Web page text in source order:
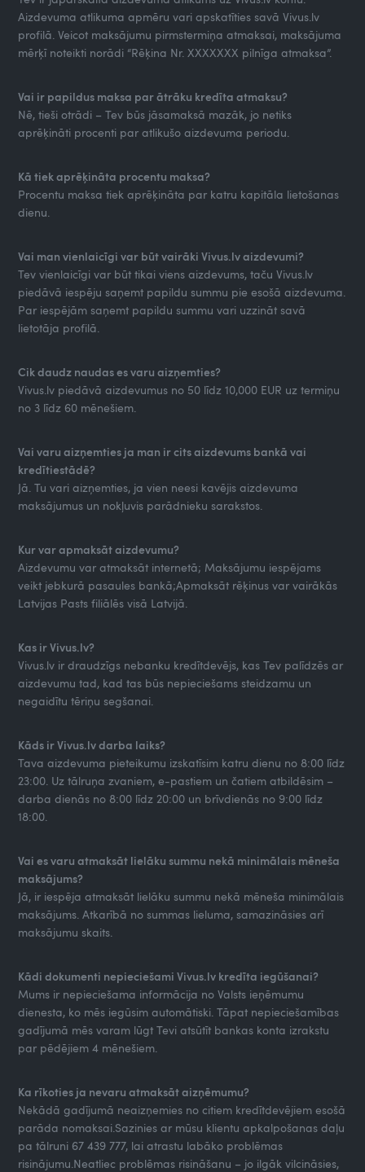
Aizdevuma atlikuma apmēru vari apskatīties savā Vivus.lv
profilā. Veicot maksājumu pirmstermiņa atmaksai, maksājuma
mērķī noteikti norādi “Rēķina Nr. XXXXXXX pilnīga atmaksa”.
Vai ir papildus maksa par ātrāku kredīta atmaksu?
Nē, tieši otrādi – Tev būs jāsamaksā mazāk, jo netiks
aprēķināti procenti par atlikušo aizdevuma periodu.
Kā tiek aprēķināta procentu maksa?
Procentu maksa tiek aprēķināta par katru kapitāla lietošanas
dienu.
Vai man vienlaicīgi var būt vairāki Vivus.lv aizdevumi?
Tev vienlaicīgi var būt tikai viens aizdevums, taču Vivus.lv
piedāvā iespēju saņemt papildu summu pie esošā aizdevuma.
Par iespējām saņemt papildu summu vari uzzināt savā
lietotāja profilā.
Cik daudz naudas es varu aizņemties?
Vivus.lv piedāvā aizdevumus no 50 līdz 10,000 EUR uz termiņu
no 3 līdz 60 mēnešiem.
Vai varu aizņemties ja man ir cits aizdevums bankā vai
kredītiestādē?
Jā. Tu vari aizņemties, ja vien neesi kavējis aizdevuma
maksājumus un nokļuvis parādnieku sarakstos.
Kur var apmaksāt aizdevumu?
Aizdevumu var atmaksāt internetā; Maksājumu iespējams
veikt jebkurā pasaules bankā;Apmaksāt rēķinus var vairākās
Latvijas Pasts filiālēs visā Latvijā.
Kas ir Vivus.lv?
Vivus.lv ir draudzīgs nebanku kredītdevējs, kas Tev palīdzēs ar
aizdevumu tad, kad tas būs nepieciešams steidzamu un
negaidītu tēriņu segšanai.
Kāds ir Vivus.lv darba laiks?
Tava aizdevuma pieteikumu izskatīsim katru dienu no 8:00 līdz
23:00. Uz tālruņa zvaniem, e-pastiem un čatiem atbildēsim –
darba dienās no 8:00 līdz 20:00 un brīvdienās no 9:00 līdz
18:00.
Vai es varu atmaksāt lielāku summu nekā minimālais mēneša
maksājums?
Jā, ir iespēja atmaksāt lielāku summu nekā mēneša minimālais
maksājums. Atkarībā no summas lieluma, samazināsies arī
maksājumu skaits.
Kādi dokumenti nepieciešami Vivus.lv kredīta iegūšanai?
Mums ir nepieciešama informācija no Valsts ieņēmumu
dienesta, ko mēs iegūsim automātiski. Tāpat nepieciešamības
gadījumā mēs varam lūgt Tevi atsūtīt bankas konta izrakstu
par pēdējiem 4 mēnešiem.
Ka rīkoties ja nevaru atmaksāt aizņēmumu?
Nekādā gadījumā neaizņemies no citiem kredītdevējiem esošā
parāda nomaksai.Sazinies ar mūsu klientu apkalpošanas daļu
pa tālruni 67 439 777, lai atrastu labāko problēmas
risinājumu.Neatliec problēmas risināšanu – jo ilgāk vilcināsies,